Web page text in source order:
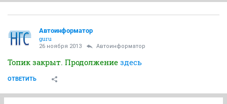
Автоинформатор
guru
26 ноября 2013 Автоинформатор
Топик закрыт. Продолжение здесь
ОТВЕТИТЬ